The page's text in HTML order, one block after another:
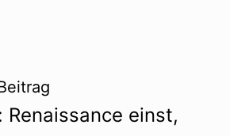
Renaissance einst,